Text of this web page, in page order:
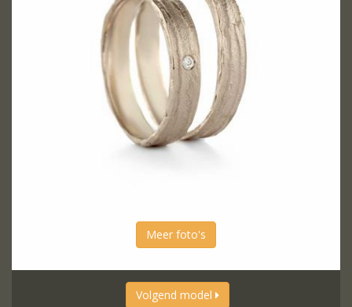
Meer foto's
Volgend model